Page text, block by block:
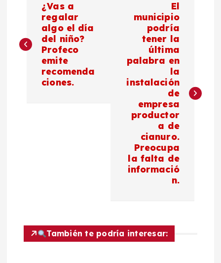
v
d
¿Vas a
regalar
algo el día
del niño?
Profeco
emite
recomenda
ciones.
El
municipio
podría
tener la
última
palabra en
la
instalación
de
empresa
productor
a de
cianuro.
Preocupa
la falta de
informació
n.
También te podría interesar: